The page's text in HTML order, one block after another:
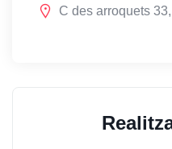
C des arroquets